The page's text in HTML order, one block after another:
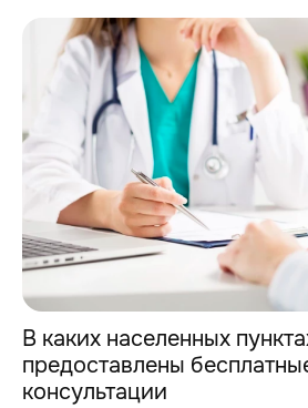
В каких населенных
предоставлены
консультации